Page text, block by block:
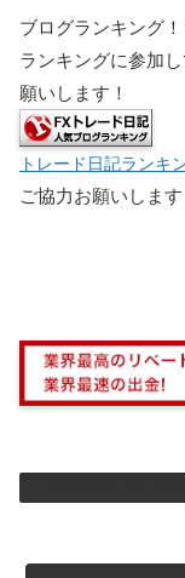
ブログランキング！
ランキングに参加
願いします！
トレード日記ランキ
ご協力お願いします